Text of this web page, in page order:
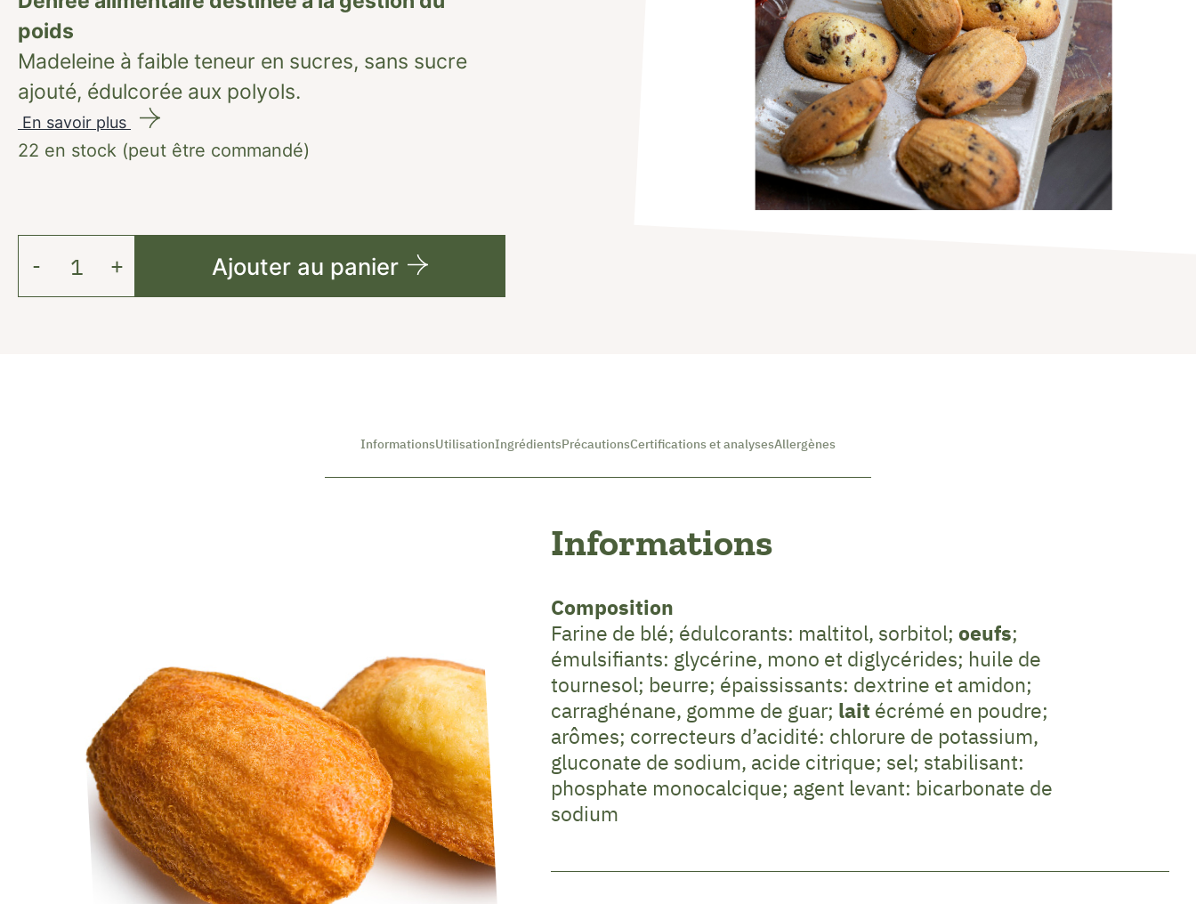
poids
Madeleine à faible teneur en sucres, sans sucre
ajouté, édulcorée aux polyols.
En savoir plus
22 en stock (peut être commandé)
Ajouter au panier
InformationsUtilisationIngrédientsPrécautionsCertifications et analysesAllergènes
Informations
Composition
Farine de blé; édulcorants: maltitol, sorbitol;oeufs;
émulsifiants: glycérine, mono et diglycérides; huile de
tournesol; beurre; épaississants: dextrine et amidon;
carraghénane, gomme de guar; lait écrémé en poudre;
arômes; correcteurs d’acidité: chlorure de potassium,
gluconate de sodium, acide citrique; sel; stabilisant:
phosphate monocalcique; agent levant: bicarbonate de
sodium